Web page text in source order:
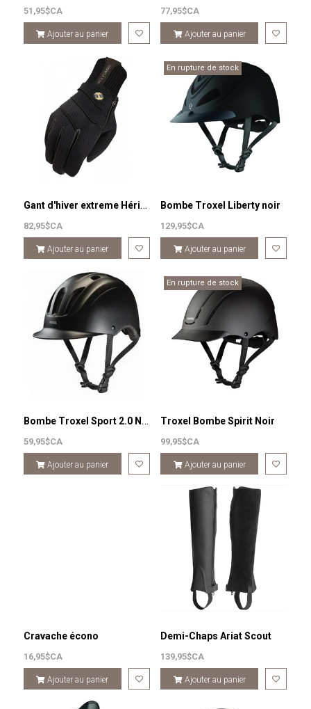
51,95$CA
Ajouter au panier
77,95$CA
Ajouter au panier
Gant d'hiver extreme Héritage
82,95$CA
Ajouter au panier
En rupture de stock
Bombe Troxel Liberty noir
129,95$CA
Ajouter au panier
Bombe Troxel Sport 2.0 Noir
59,95$CA
Ajouter au panier
En rupture de stock
Troxel Bombe Spirit Noir
99,95$CA
Ajouter au panier
Cravache écono
16,95$CA
Ajouter au panier
Demi-Chaps Ariat Scout
139,95$CA
Ajouter au panier